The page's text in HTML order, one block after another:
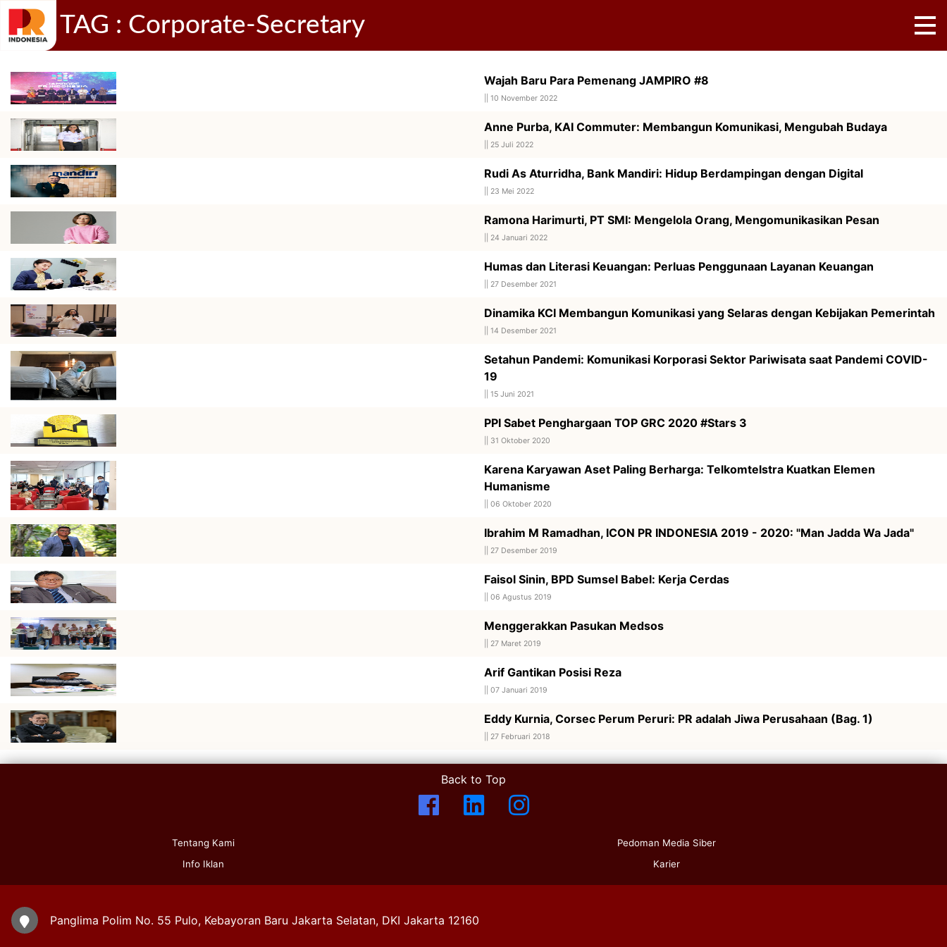
TAG : Corporate-Secretary
Wajah Baru Para Pemenang JAMPIRO #8
10 November 2022
Anne Purba, KAI Commuter: Membangun Komunikasi, Mengubah Budaya
25 Juli 2022
Rudi As Aturridha, Bank Mandiri: Hidup Berdampingan dengan Digital
23 Mei 2022
Ramona Harimurti, PT SMI: Mengelola Orang, Mengomunikasikan Pesan
24 Januari 2022
Humas dan Literasi Keuangan: Perluas Penggunaan Layanan Keuangan
27 Desember 2021
Dinamika KCI Membangun Komunikasi yang Selaras dengan Kebijakan Pemerintah
14 Desember 2021
Setahun Pandemi: Komunikasi Korporasi Sektor Pariwisata saat Pandemi COVID-
19
15 Juni 2021
PPI Sabet Penghargaan TOP GRC 2020 #Stars 3
31 Oktober 2020
Karena Karyawan Aset Paling Berharga: Telkomtelstra Kuatkan Elemen
Humanisme
06 Oktober 2020
Ibrahim M Ramadhan, ICON PR INDONESIA 2019 - 2020: "Man Jadda Wa Jada"
27 Desember 2019
Faisol Sinin, BPD Sumsel Babel: Kerja Cerdas
06 Agustus 2019
Menggerakkan Pasukan Medsos
27 Maret 2019
Arif Gantikan Posisi Reza
07 Januari 2019
Eddy Kurnia, Corsec Perum Peruri: PR adalah Jiwa Perusahaan (Bag. 1)
27 Februari 2018
Back to Top
Tentang Kami
Info Iklan
Pedoman Media Siber
Karier
Panglima Polim No. 55 Pulo, Kebayoran Baru Jakarta Selatan, DKI Jakarta 12160